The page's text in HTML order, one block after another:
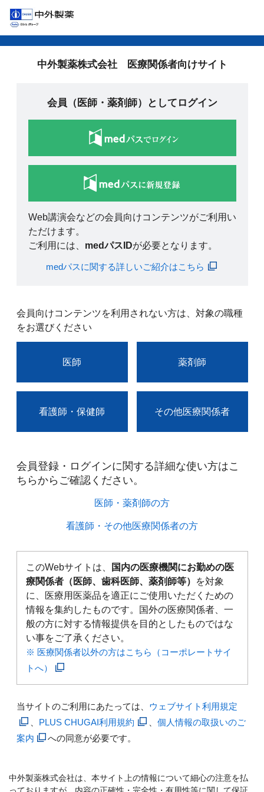
中外製薬株式会社 医療関係者向けサイト
会員（医師・薬剤師）としてログイン
Web講演会などの会員向けコンテンツがご利用い
ただけます。
ご利用には、 medパスIDが必要となります。
medパスに関する詳しいご紹介はこちら
会員向けコンテンツを利用されない方は、対象の職種
をお選びください
医師 薬剤師
看護師・保健師 その他医療関係者
会員登録・ログインに関する詳細な使い方はこ
ちらからご確認ください。​
医師・薬剤師の方​
看護師・その他医療関係者の方​
このWebサイトは、
国内の医療機関にお勤めの医
療関係者（医師、歯科医師、薬剤師等）
を対象
に、医療用医薬品を適正にご使用いただくための
情報を集約したものです。国外の医療関係者、一
般の方に対する情報提供を目的としたものではな
い事をご了承ください。
※ 医療関係者以外の方はこちら（コーポレートサイ
トへ）
当サイトのご利用にあたっては、 ウェブサイト利用規定
PLUS CHUGAI利用規約
個人情報の取扱いのご
案内
への同意が必要です。
中外製薬株式会社は、本サイト上の情報について細心の注意を払
っておりますが、内容の正確性・完全性・有用性等に関して保証